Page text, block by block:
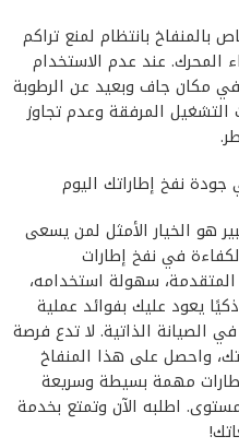
بالمنفاخ بانتظام لمنع تراكم
المحرك. عند عدم الاستخدام
في مكان جاف وبعيد عن الرطوبة
التشغيل المرفقة وعدم تجاوز
نفخ إطاراتك اليوم
هو الخيار الأمثل لمن يسعى
في نفخ إطارات
سهولة استخدامه،
يعود عليك بفوائد عملية
الذاتية. لا تدع فرصة
واحصل على هذا المنفاخ
مهمة بسيطة وسريعة
اطلبه الآن وتمتع بخدمة